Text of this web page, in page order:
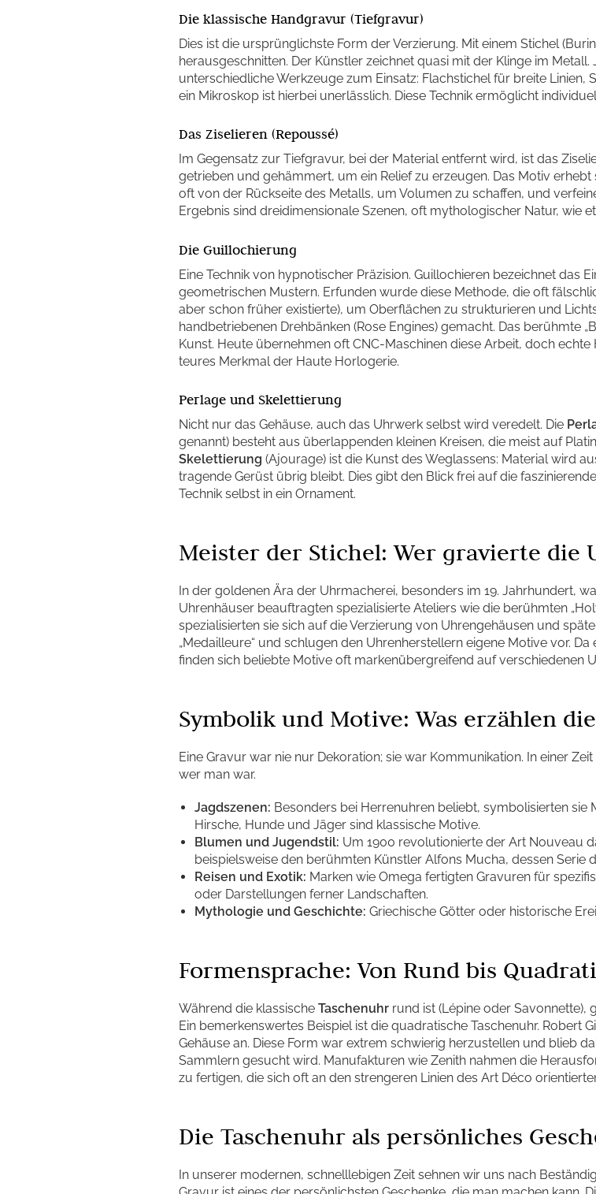
Die klassische Handgravur (Tiefgravur)
Dies ist die ursprünglichste Form der Verzierung. Mit einem Stichel
herausgeschnitten. Der Künstler zeichnet quasi mit der Klinge im
unterschiedliche Werkzeuge zum Einsatz: Flachstichel für breite Linien,
ein Mikroskop ist hierbei unerlässlich. Diese Technik ermöglicht
Das Ziselieren (Repoussé)
Im Gegensatz zur Tiefgravur, bei der Material entfernt wird, ist das
getrieben und gehämmert, um ein Relief zu erzeugen. Das Motiv
oft von der Rückseite des Metalls, um Volumen zu schaffen, und
Ergebnis sind dreidimensionale Szenen, oft mythologischer Natur, wie
Die Guillochierung
Eine Technik von hypnotischer Präzision. Guillochieren bezeichnet das
geometrischen Mustern. Erfunden wurde diese Methode, die oft
aber schon früher existierte), um Oberflächen zu strukturieren und
handbetriebenen Drehbänken (Rose Engines) gemacht. Das berühmte
Kunst. Heute übernehmen oft CNC-Maschinen diese Arbeit, doch
teures Merkmal der Haute Horlogerie.
Perlage und Skelettierung
Nicht nur das Gehäuse, auch das Uhrwerk selbst wird veredelt. Die
genannt) besteht aus überlappenden kleinen Kreisen, die meist auf
Skelettierung (Ajourage) ist die Kunst des Weglassens: Material wird
tragende Gerüst übrig bleibt. Dies gibt den Blick frei auf die
Technik selbst in ein Ornament.
Meister der Stichel: Wer gravierte die
In der goldenen Ära der Uhrmacherei, besonders im 19. Jahrhundert,
Uhrenhäuser beauftragten spezialisierte Ateliers wie die berühmten
spezialisierten sie sich auf die Verzierung von Uhrengehäusen und
„Medailleure“ und schlugen den Uhrenherstellern eigene Motive vor.
finden sich beliebte Motive oft markenübergreifend auf verschiedenen
Symbolik und Motive: Was erzählen
Eine Gravur war nie nur Dekoration; sie war Kommunikation. In einer
wer man war.
Jagdszenen: Besonders bei Herrenuhren beliebt, symbolisierten sie
Hirsche, Hunde und Jäger sind klassische Motive.
Blumen und Jugendstil: Um 1900 revolutionierte der Art Nouveau
beispielsweise den berühmten Künstler Alfons Mucha, dessen Serie
Reisen und Exotik: Marken wie Omega fertigten Gravuren für
oder Darstellungen ferner Landschaften.
Mythologie und Geschichte: Griechische Götter oder historische
Formensprache: Von Rund bis
Während die klassischeTaschenuhr rund ist (Lépine oder
Ein bemerkenswertes Beispiel ist die quadratische Taschenuhr. Robert
Gehäuse an. Diese Form war extrem schwierig herzustellen und blieb
Sammlern gesucht wird. Manufakturen wie Zenith nahmen die
zu fertigen, die sich oft an den strengeren Linien des Art Déco
Die Taschenuhr als persönliches
In unserer modernen, schnelllebigen Zeit sehnen wir uns nach